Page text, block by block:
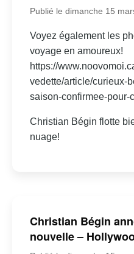
Publié le dimanche 15
Voyez également les
voyage en amoureux!
https://
vedette/article/curieux-
saison-confirmee-pour-
Christian Bégin flotte
nuage!
Christian Bégin
nouvelle –